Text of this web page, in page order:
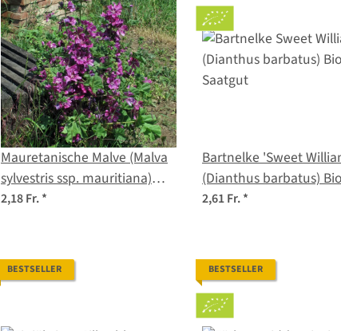
Mauretanische Malve (Malva
sylvestris ssp. mauritiana)
Samen
2,18 Fr.*
Bartnelke 'Sweet
(Dianthus barbatus) Bio
Saatgut
2,61 Fr.*
BESTSELLER BESTSELLER